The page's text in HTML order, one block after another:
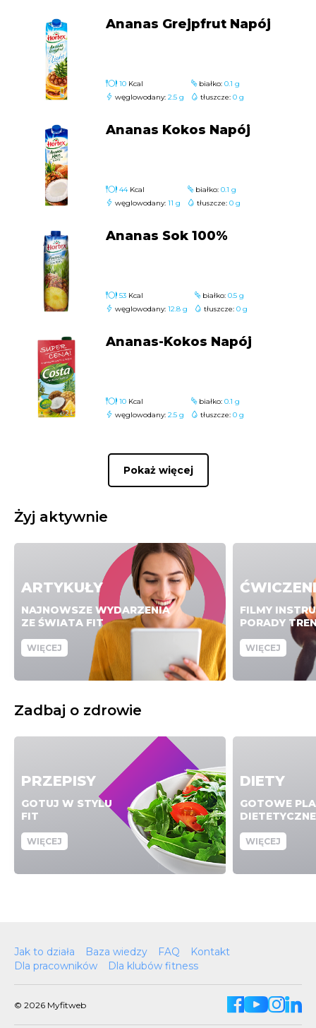
Ananas Grejpfrut Napój
10 Kcal
węglowodany: 2.5 g
białko: 0.1 g
tłuszcze: 0 g
Ananas Kokos Napój
44Kcal
węglowodany: 11 g
białko: 0.1 g
tłuszcze: 0 g
Ananas Sok 100%
53 Kcal
węglowodany: 12.8 g
białko: 0.5 g
tłuszcze: 0 g
Ananas-Kokos Napój
10 Kcal
węglowodany: 2.5 g
białko: 0.1 g
tłuszcze: 0 g
Pokaż więcej
Żyj aktywnie
ARTYKUŁY
NAJNOWSZE WYDARZENIA
ZE ŚWIATA FIT
WIĘCEJ
FILMY
PORADY
WIĘCEJ
Zadbaj o zdrowie
PRZEPISY
GOTUJ W STYLU
FIT
WIĘCEJ
DIETY
GOTOWE
DIETETYCZNE
WIĘCEJ
Jak to działa Baza wiedzy FAQ
Kontakt
Dla pracowników
Dla klubów fitness
© 2026 Myfitweb